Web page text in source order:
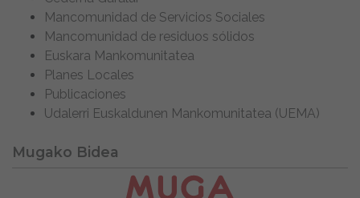
Mancomunidad de Servicios Sociales
Mancomunidad de residuos sólidos
Euskara Mankomunitatea
Planes Locales
Publicaciones
Udalerri Euskaldunen Mankomunitatea (UEMA)
Mugako Bidea